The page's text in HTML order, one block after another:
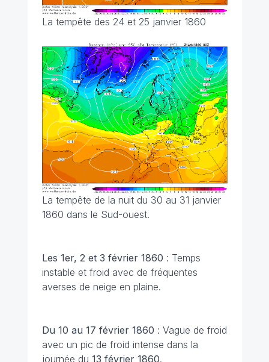
La tempête des 24 et 25 janvier 1860
La tempête de la nuit du 30 au 31 janvier
1860 dans le Sud-ouest.
Les 1er, 2 et 3 février 1860 : Temps
instable et froid avec de fréquentes
averses de neige en plaine.
Du 10 au 17 février 1860 : Vague de froid
avec un pic de froid intense dans la
journée du 13 février 1860.